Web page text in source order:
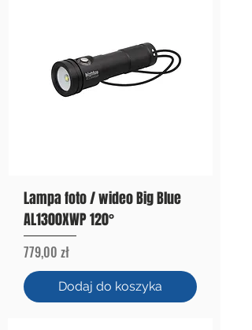
Lampa foto / wideo Big Blue
AL1300XWP 120°
Cena
779,00 zł
Dodaj do koszyka